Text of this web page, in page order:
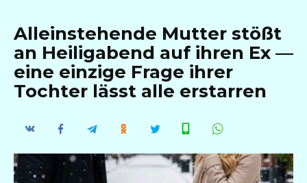
Alleinstehende Mutter stößt
an Heiligabend auf ihren Ex —
eine einzige Frage ihrer
Tochter lässt alle erstarren